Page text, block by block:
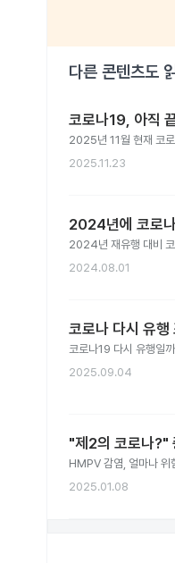
다른 콘텐츠도
코로나19, 아직
2025년 11월 현재 코
2025.11.23
2024년에 코로
2024년 재유행 대비 코
2024.08.01
코로나 다시 유
코로나19 다시 유행일
2025.09.04
"제2의 코로나?"
HMPV 감염, 얼마나 위
2025.01.08